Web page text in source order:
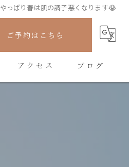
やっぱり春は肌の調子悪くなります😭
ご予約はこちら
アクセス ブログ